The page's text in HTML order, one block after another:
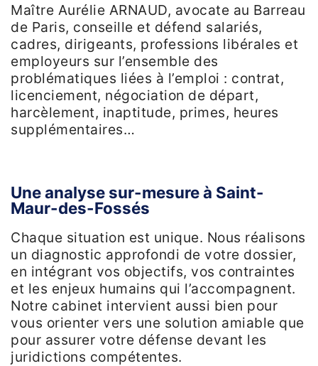
Maître Aurélie ARNAUD, avocate au Barreau
de Paris, conseille et défend salariés,
cadres, dirigeants, professions libérales et
employeurs sur l’ensemble des
problématiques liées à l’emploi : contrat,
licenciement, négociation de départ,
harcèlement, inaptitude, primes, heures
supplémentaires…
Une analyse sur-mesure à Saint-
Maur-des-Fossés
Chaque situation est unique. Nous réalisons
un diagnostic approfondi de votre dossier,
en intégrant vos objectifs, vos contraintes
et les enjeux humains qui l’accompagnent.
Notre cabinet intervient aussi bien pour
vous orienter vers une solution amiable que
pour assurer votre défense devant les
juridictions compétentes.